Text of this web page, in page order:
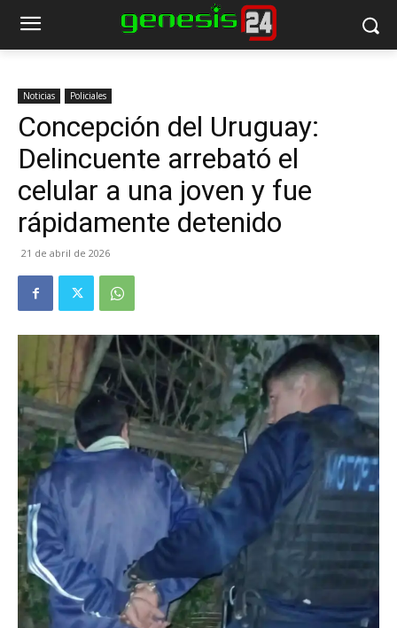
Noticias Policiales
Concepción del Uruguay:
Delincuente arrebató el
celular a una joven y fue
rápidamente detenido
21 de abril de 2026